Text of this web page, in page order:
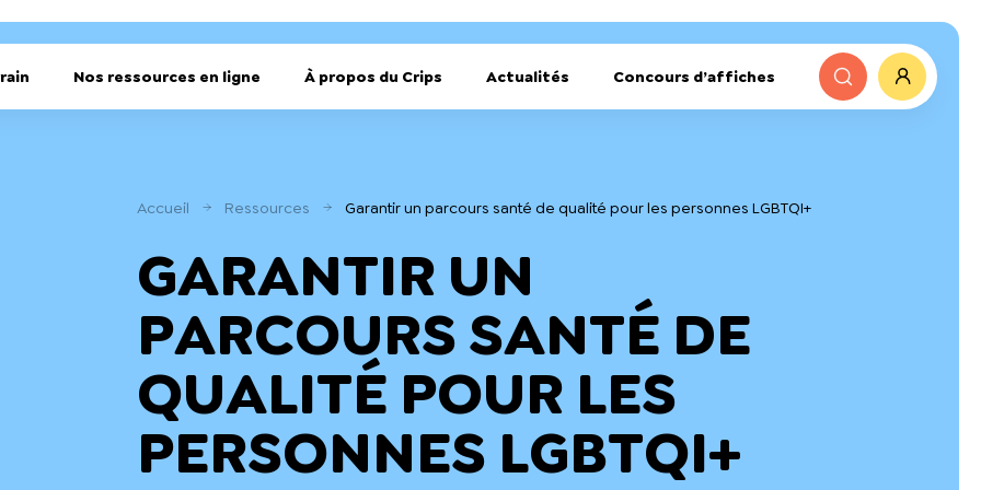
Nos ressources en ligne À propos du Crips Actualités Concours d’affiches
Accueil Ressources Garantir un parcours santé de qualité pour les personnes LGBTQI+
GARANTIR UN
PARCOURS SANTÉ DE
QUALITÉ POUR LES
PERSONNES LGBTQI+